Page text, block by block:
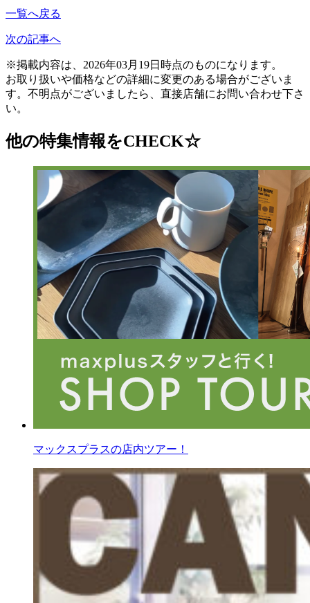
一覧へ戻る
次の記事へ
※掲載内容は、2026年03月19日時点のものになります。
お取り扱いや価格などの詳細に変更のある場合がございま
す。不明点がございましたら、直接店舗にお問い合わせ下さ
い。
他の特集情報をCHECK☆
マックスプラスの店内ツアー！